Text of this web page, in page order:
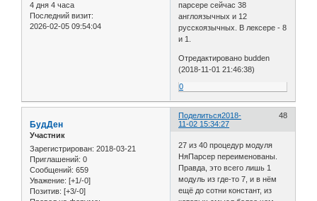
4 дня 4 часа
Последний визит:
2026-02-05 09:54:04
парсере сейчас 38
англоязычных и 12
русскоязычных. В лексере - 8
и 1.
Отредактировано budden
(2018-11-01 21:46:38)
0
Поделиться 48
2018-
11-02 15:34:27
БудДен
Участник
Зарегистрирован: 2018-03-21
Приглашений: 0
Сообщений: 659
Уважение: [+1/-0]
Позитив: [+3/-0]
27 из 40 процедур модуля
НяПарсер переименованы.
Правда, это всего лишь 1
модуль из где-то 7, и в нём
ещё до сотни констант, из